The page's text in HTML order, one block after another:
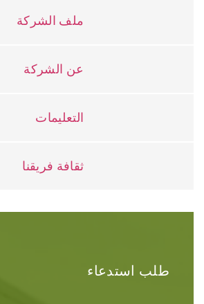
ملف الشركة
عن الشركة
التعليمات
ثقافة فريقنا
طلب استدعاء